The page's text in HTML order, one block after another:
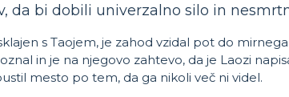
da bi dobili univerzalno silo in
s Taojem, je zahod vzidal pot do
in je na njegovo zahtevo, da je Laozi
mesto po tem, da ga nikoli več ni videl.